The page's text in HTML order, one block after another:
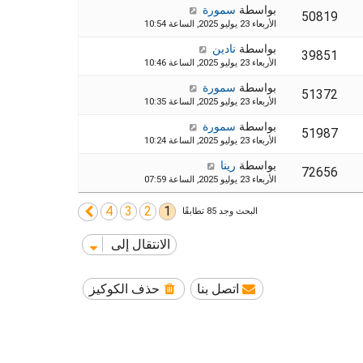
50819 بواسطة سمورة
الأربعاء 23 يوليو 2025, الساعة 10:54
39851 بواسطة نادين
الأربعاء 23 يوليو 2025, الساعة 10:46
51372 بواسطة سمورة
الأربعاء 23 يوليو 2025, الساعة 10:35
51987 بواسطة سمورة
الأربعاء 23 يوليو 2025, الساعة 10:24
72656 بواسطة رينا
الأربعاء 23 يوليو 2025, الساعة 07:59
البحث وجد 85 تطابقًا 1
2
3
4 التالي
الانتقال إلى
حذف الكوكيز اتصل بنا